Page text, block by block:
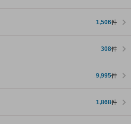
1,506件
308件
9,995件
1,868件